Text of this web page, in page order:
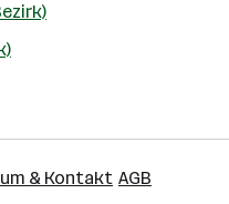
& Kontakt AGB